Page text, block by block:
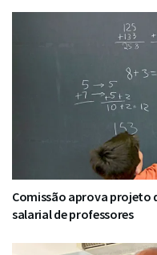
Comissão aprova projeto
salarial de professores